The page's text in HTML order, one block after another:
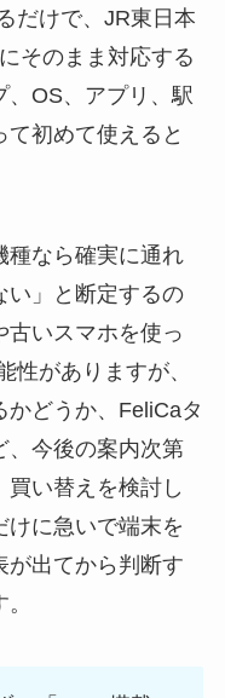
だけで、JR東日本
そのまま対応する
、OS、アプリ、駅
初めて使えると
種なら確実に通れ
い」と断定するの
古いスマホを使っ
性がありますが、
どうか、FeliCaタ
、今後の案内次第
い替えを検討し
けに急いで端末を
が出てから判断す